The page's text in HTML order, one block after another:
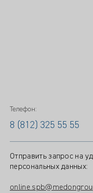
Телефон:
8 (812) 325 55 55
Отправить запрос на
персональных данных: